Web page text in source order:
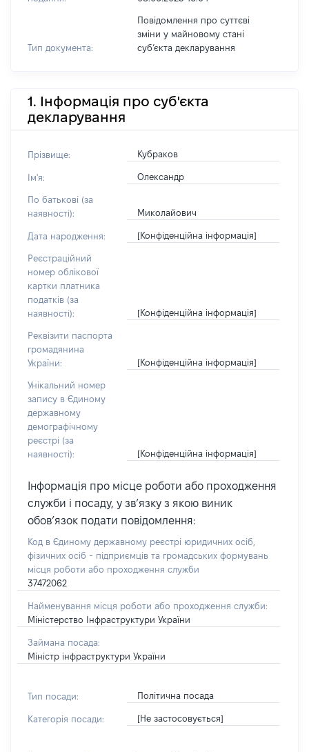
Тип документа:
Повідомлення про суттєві
зміни у майновому стані
субʼєкта декларування
1. Інформація про суб'єкта
декларування
Прізвище: Кубраков
Ім'я: Олександр
По батькові (за
наявності):
Миколайович
Дата народження: [Конфіденційна інформація]
Реєстраційний
номер облікової
картки платника
податків (за
наявності):
[Конфіденційна інформація]
Реквізити паспорта
громадянина
України:
[Конфіденційна інформація]
Унікальний номер
запису в Єдиному
державному
демографічному
реєстрі (за
наявності):
[Конфіденційна інформація]
Інформація про місце роботи або проходження
служби і посаду, у зв’язку з якою виник
обов’язок подати повідомлення:
Код в Єдиному державному реєстрі юридичних осіб,
фізичних осіб - підприємців та громадських формувань
місця роботи або проходження служби
37472062
Найменування місця роботи або проходження служби:
Міністерство Інфраструктури України
Займана посада:
Міністр інфраструктури України
Тип посади: Політична посада
Категорія посади: [Не застосовується]